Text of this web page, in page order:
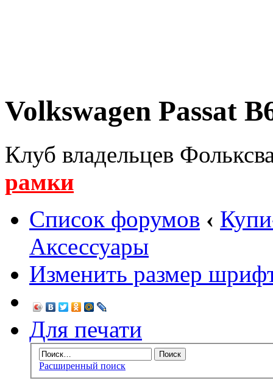
Volkswagen Passat
Клуб владельцев
рамки
Список форумов ‹
Аксессуары
Изменить размер
Для печати
Расширенный поиск